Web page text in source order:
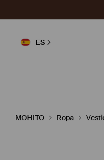
ES
MOHITO Ropa